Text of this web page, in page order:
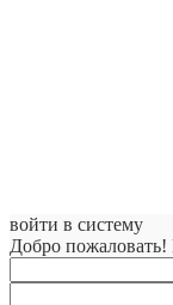
войти в систему
Добро